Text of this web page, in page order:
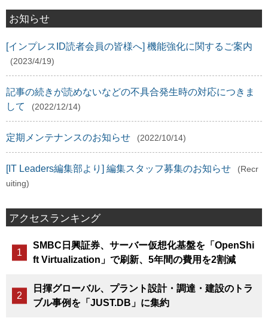
お知らせ
[インプレスID読者会員の皆様へ] 機能強化に関するご案内
(2023/4/19)
記事の続きが読めないなどの不具合発生時の対応につきま
して
(2022/12/14)
定期メンテナンスのお知らせ (2022/10/14)
[IT Leaders編集部より] 編集スタッフ募集のお知らせ
(Recr
uiting)
アクセスランキング
SMBC日興証券、サーバー仮想化基盤を「OpenShi
ft Virtualization」で刷新、5年間の費用を2割減
日揮グローバル、プラント設計・調達・建設のトラ
ブル事例を「JUST.DB」に集約